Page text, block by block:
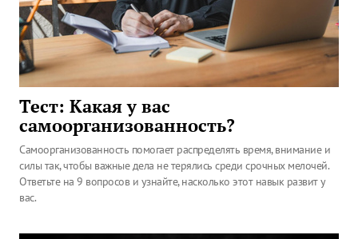
Тест: Какая у вас
самоорганизованность?
Самоорганизованность помогает распределять время, внимание и
силы так, чтобы важные дела не терялись среди срочных мелочей.
Ответьте на 9 вопросов и узнайте, насколько этот навык развит у
вас.